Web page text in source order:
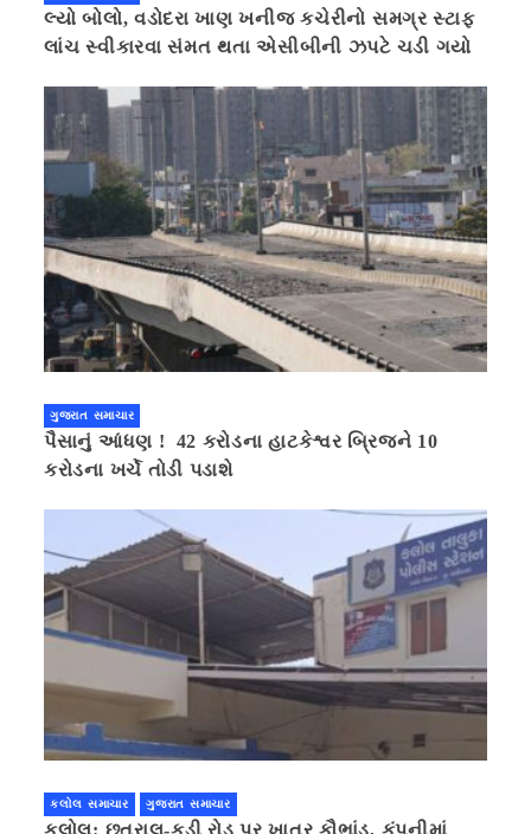
લ્યો બોલો, વડોદરા ખાણ ખનીજ કચેરીનો સમગ્ર સ્ટાફ
લાંચ સ્વીકારવા સંમત થતા એસીબીની ઝપટે ચડી ગયો
ગુજરાત સમાચાર
પૈસાનું આંધણ ! 42 કરોડના હાટકેશ્વર બ્રિજને 10
કરોડના ખર્ચે તોડી પડાશે
કલોલ સમાચાર ગુજરાત સમાચાર